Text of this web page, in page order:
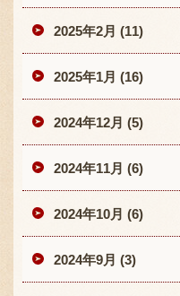
2025年2月 (11)
2025年1月 (16)
2024年12月 (5)
2024年11月 (6)
2024年10月 (6)
2024年9月 (3)